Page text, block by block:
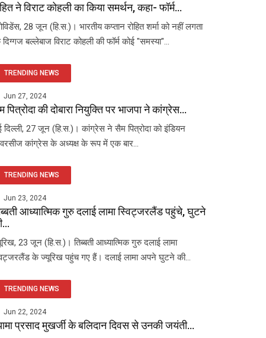
ने विराट कोहली का किया समर्थन, कहा- फॉर्म...
28 जून (हि.स.)। भारतीय कप्तान रोहित शर्मा को नहीं लगता
दिग्गज बल्लेबाज विराट कोहली की फॉर्म कोई "समस्या"...
TRENDING NEWS
Jun 27, 2024
पित्रोदा की दोबारा नियुक्ति पर भाजपा ने कांग्रेस...
दिल्ली, 27 जून (हि.स.)। कांग्रेस ने सैम पित्रोदा को इंडियन
कांग्रेस के अध्यक्ष के रूप में एक बार...
TRENDING NEWS
Jun 23, 2024
आध्यात्मिक गुरु दलाई लामा स्विट्जरलैंड पहुंचे, घुटने
23 जून (हि.स.)। तिब्बती आध्यात्मिक गुरु दलाई लामा
के ज्यूरिख पहुंच गए हैं। दलाई लामा अपने घुटने की...
TRENDING NEWS
Jun 22, 2024
प्रसाद मुखर्जी के बलिदान दिवस से उनकी जयंती...